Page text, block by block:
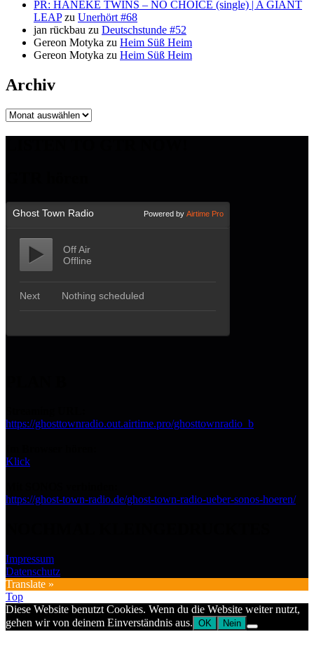
PR: HANEKE TWINS – NO CHOICE (single) | A GIANT
LEAPzu Unerhört #68
jan rückbau zu Deutschstunde #52
Gereon Motyka zu Heim Süß Heim
Gereon Motyka zu Heim Süß Heim
Archiv
Archiv
https://ghosttownradio.out.airtime.pro/ghosttownradio_b
Klick
https://ghost-town-radio.de/ghost-town-radio-ueber-sonos-hoeren/
Impressum
Datenschutz
Translate »
Top
Diese Website benutzt Cookies. Wenn du die Website weiter nutzt,
gehen wir von deinem Einverständnis aus. OK Nein